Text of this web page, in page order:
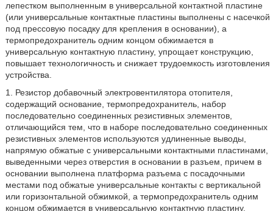
лепестком выполненным в универсальной контактной пластине
(или универсальные контактные пластины выполнены с насечкой
под прессовую посадку для крепления в основании), а
термопредохранитель одним концом обжимается в
универсальную контактную пластину, упрощает конструкцию,
повышает технологичность и снижает трудоемкость изготовления
устройства.
1. Резистор добавочный электровентилятора отопителя,
содержащий основание, термопредохранитель, набор
последовательно соединенных резистивных элементов,
отличающийся тем, что в наборе последовательно соединенных
резистивных элементов используются удлиненные выводы,
напрямую обжатые с универсальными контактными пластинами,
выведенными через отверстия в основании в разъем, причем в
основании выполнена платформа разъема с посадочными
местами под обжатые универсальные контакты с вертикальной
или горизонтальной обжимкой, а термопредохранитель одним
концом обжимается в универсальную контактную пластину.